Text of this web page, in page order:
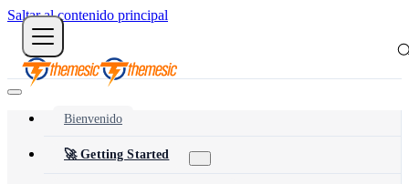
Saltar al contenido principal
Bienvenido
🚀 Getting Started